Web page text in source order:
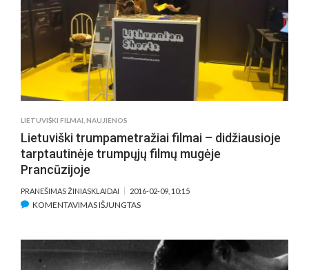
NAKTINIUS
SEANSUS
LIETUVIŠKI FILMAI NAUJIENOS
Lietuviški trumpametražiai filmai – didžiausioje
tarptautinėje trumpųjų filmų mugėje
Prancūzijoje
PRANEŠIMAS ŽINIASKLAIDAI 2016-02-09, 10:15
KOMENTAVIMAS IŠJUNGTASĮRAŠE
FILMAI